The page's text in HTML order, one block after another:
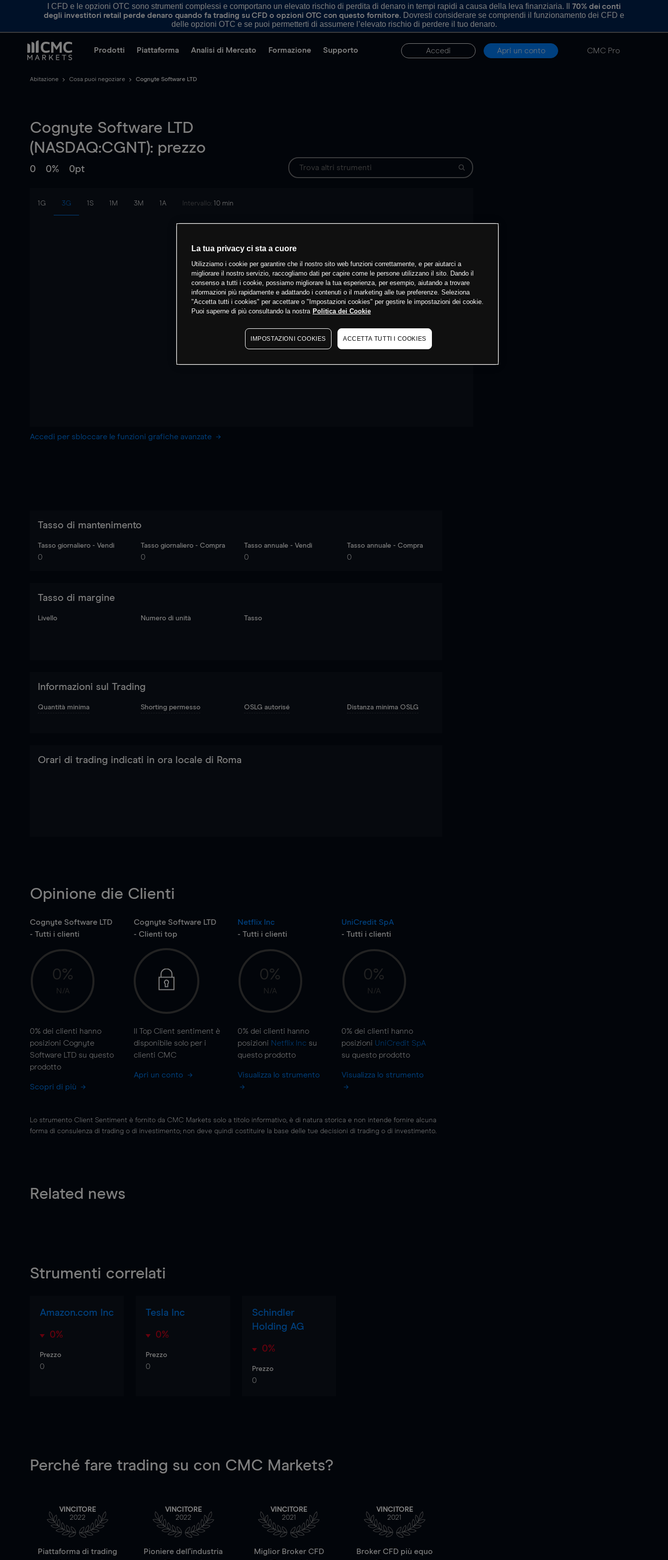
I CFD e le opzioni OTC sono strumenti complessi e comportano un elevato rischio di perdita di denaro in tempi rapidi a causa della leva finanziaria. Il 70% dei conti
degli investitori retail perde denaro quando fa trading su CFD o opzioni OTC con questo fornitore. Dovresti considerare se comprendi il funzionamento dei CFD e
delle opzioni OTC e se puoi permetterti di assumere l’elevato rischio di perdere il tuo denaro.
Prodotti Piattaforma Analisi di Mercato Formazione Supporto Accedi Apri un conto CMC Pro
Abitazione Cosa puoi negoziare Cognyte Software LTD
Cognyte Software LTD
(NASDAQ:CGNT): prezzo
0 0% 0pt
1G 3G 1S 1M 3M 1A Intervallo: 10 min
Accedi per sbloccare le funzioni grafiche avanzate
Tasso di mantenimento
Tasso giornaliero - Vendi
0
Tasso giornaliero - Compra
0
Tasso annuale - Vendi
0
Tasso annuale - Compra
0
Tasso di margine
Livello Numero di unità Tasso
Informazioni sul Trading
Quantità minima Shorting permesso OSLG autorisé Distanza minima OSLG
Orari di trading indicati in ora locale di Roma
Opinione die Clienti
Cognyte Software LTD
- Tutti i clienti
0%
N/A
0% dei clienti hanno
posizioni Cognyte
Software LTD su questo
prodotto
Scopri di più
Cognyte Software LTD
- Clienti top
Il Top Client sentiment è
disponibile solo per i
clienti CMC
Apri un conto
Netflix Inc
- Tutti i clienti
0%
N/A
0% dei clienti hanno
posizioni Netflix Inc su
questo prodotto
Visualizza lo strumento
UniCredit SpA
- Tutti i clienti
0%
N/A
0% dei clienti hanno
posizioni UniCredit SpA
su questo prodotto
Visualizza lo strumento
Lo strumento Client Sentiment è fornito da CMC Markets solo a titolo informativo, è di natura storica e non intende fornire alcuna
forma di consulenza di trading o di investimento; non deve quindi costituire la base delle tue decisioni di trading o di investimento.
Related news
Strumenti correlati
Amazon.com Inc
0%
Prezzo
0
Tesla Inc
0%
Prezzo
0
Schindler
Holding AG
0%
Prezzo
0
Perché fare trading su con CMC Markets?
VINCITORE
2022
Piattaforma di trading
VINCITORE
2022
Pioniere dell'industria
VINCITORE
2021
Miglior Broker CFD
VINCITORE
2021
Broker CFD più equo
La tua privacy ci sta a cuore
Utilizziamo i cookie per garantire che il nostro sito web funzioni correttamente, e per aiutarci a
migliorare il nostro servizio, raccogliamo dati per capire come le persone utilizzano il sito. Dando il
consenso a tutti i cookie, possiamo migliorare la tua esperienza, per esempio, aiutando a trovare
informazioni più rapidamente e adattando i contenuti o il marketing alle tue preferenze. Seleziona
"Accetta tutti i cookies" per accettare o "Impostazioni cookies" per gestire le impostazioni dei cookie.
Puoi saperne di più consultando la nostra Politica dei Cookie
IMPOSTAZIONI COOKIES ACCETTA TUTTI I COOKIES